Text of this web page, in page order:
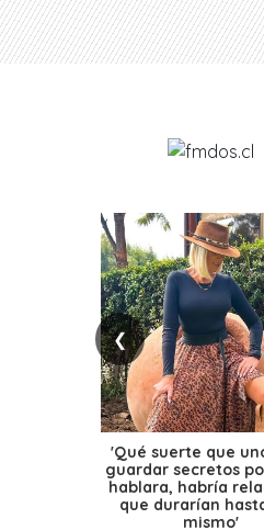
❮
'Qué suerte que
guardar secretos
hablara, habría
que durarían
mismo'